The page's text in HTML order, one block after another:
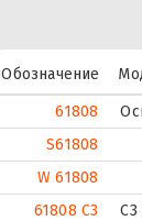
Обозначение
61808
S61808
W 61808
61808 C3